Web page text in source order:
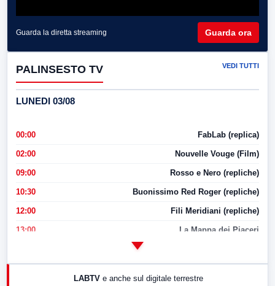
Guarda la diretta streaming Guarda ora
PALINSESTO TV VEDI TUTTI
LUNEDI 03/08
00:00 FabLab (replica)
02:00 Nouvelle Vouge (Film)
09:00 Rosso e Nero (repliche)
10:30 Buonissimo Red Roger (repliche)
12:00 Fili Meridiani (repliche)
13:00 La Mappa dei Piaceri
LABTV e anche sul digitale terrestre